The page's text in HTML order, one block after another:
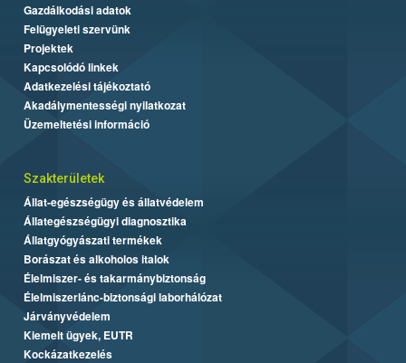
Gazdálkodási adatok
Felügyeleti szervünk
Projektek
Kapcsolódó linkek
Adatkezelési tájékoztató
Akadálymentességi nyilatkozat
Üzemeltetési információ
Szakterületek
Állat-egészségügy és állatvédelem
Állategészségügyi diagnosztika
Állatgyógyászati termékek
Borászat és alkoholos italok
Élelmiszer- és takarmánybiztonság
Élelmiszerlánc-biztonsági laborhálózat
Járványvédelem
Kiemelt ügyek, EUTR
Kockázatkezelés